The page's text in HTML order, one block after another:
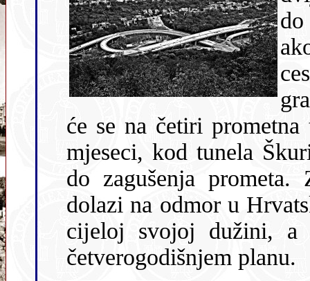
će se na četiri
mjeseci, kod tunela
do zagušenja
dolazi na odmor u
cĳeloj svojoj dužini,
četverogodišnjem planu.